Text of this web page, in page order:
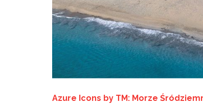
Azure Icons by TM: Morze